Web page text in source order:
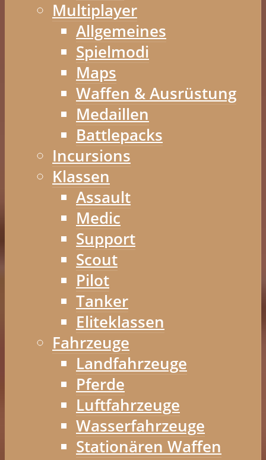
Multiplayer
Allgemeines
Spielmodi
Maps
Waffen & Ausrüstung
Medaillen
Battlepacks
Incursions
Klassen
Assault
Medic
Support
Scout
Pilot
Tanker
Eliteklassen
Fahrzeuge
Landfahrzeuge
Pferde
Luftfahrzeuge
Wasserfahrzeuge
Stationären Waffen